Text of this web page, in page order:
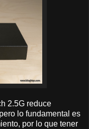
2.5G reduce
lo fundamental es
por lo que tener